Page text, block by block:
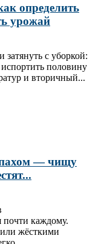
определить
урожай
затянуть с уборкой:
половину
и вторичный...
— чищу
каждому.
жёсткими